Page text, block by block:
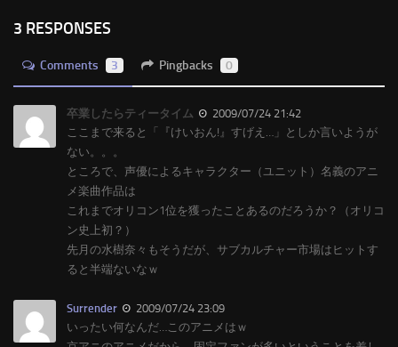
3 RESPONSES
Comments 3 Pingbacks 0
卒業したらティータイム
2009/07/24 21:42
ここまで来ると「『けいおん!』すげえ…」としか言いようが
ない。。。
ところで、声優によるキャラクター（ユニット）名義のアニ
メ楽曲作品は
これまでオリコン1位を獲ったことあるのだろうか？（オリコ
ン史上初？）
先月の水樹奈々もそうだが、サブカルチャー市場はヒットす
ると半端ないなｗ
Surrender
2009/07/24 23:09
いったい何なんだ…このアニメはｗ